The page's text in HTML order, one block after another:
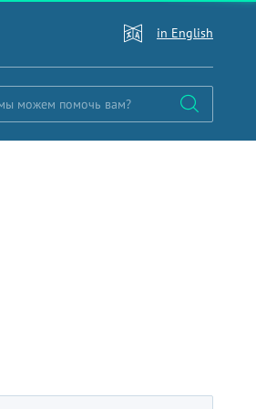
in English